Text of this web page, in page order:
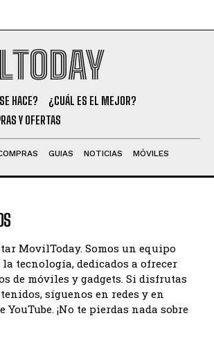
HACE?
¿CUÁL ES EL MEJOR?
Y OFERTAS
GUIAS NOTICIAS MÓVILES
MovilToday. Somos un equipo
tecnología, dedicados a ofrecer
de móviles y gadgets. Si disfrutas
síguenos en redes y en
YouTube. ¡No te pierdas nada sobre